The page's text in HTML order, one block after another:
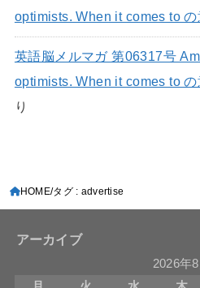
optimists. When it comes to の
英語脳メルマガ 第06317号
optimists. When it comes to の
り
HOME タグ : advertise
アーカイブ
2026年8